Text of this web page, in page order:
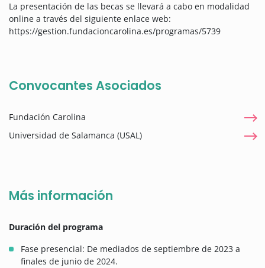
La presentación de las becas se llevará a cabo en modalidad
online a través del siguiente enlace web:
https://gestion.fundacioncarolina.es/programas/5739
Convocantes Asociados
Fundación Carolina
Universidad de Salamanca (USAL)
Más información
Duración del programa
Fase presencial: De mediados de septiembre de 2023 a
finales de junio de 2024.